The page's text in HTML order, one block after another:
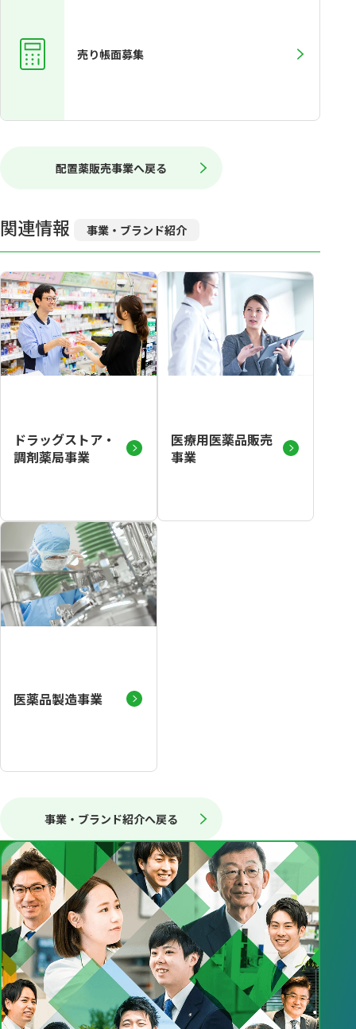
売り帳面募集
配置薬販売事業へ戻る
関連情報 事業・ブランド紹介
ドラッグストア・
調剤薬局事業
医療用医薬品販売
事業
医薬品製造事業
事業・ブランド紹介へ戻る